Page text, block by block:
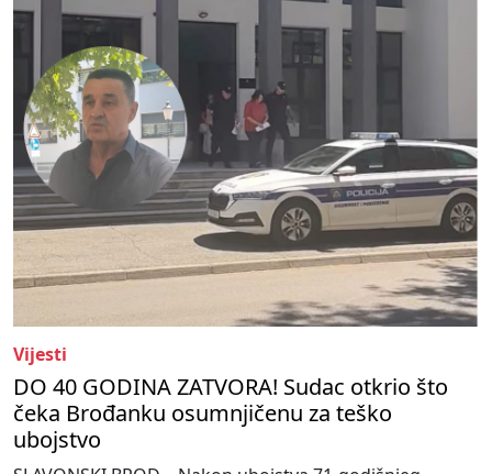
Vijesti
DO 40 GODINA ZATVORA! Sudac otkrio što
čeka Brođanku osumnjičenu za teško
ubojstvo